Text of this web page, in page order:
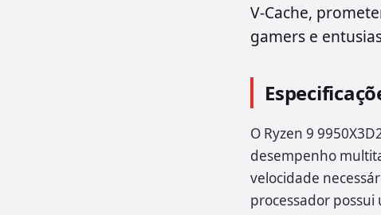
V-Cache,
gamers e
O Ryzen 9
desempenho
velocidade
processador possui